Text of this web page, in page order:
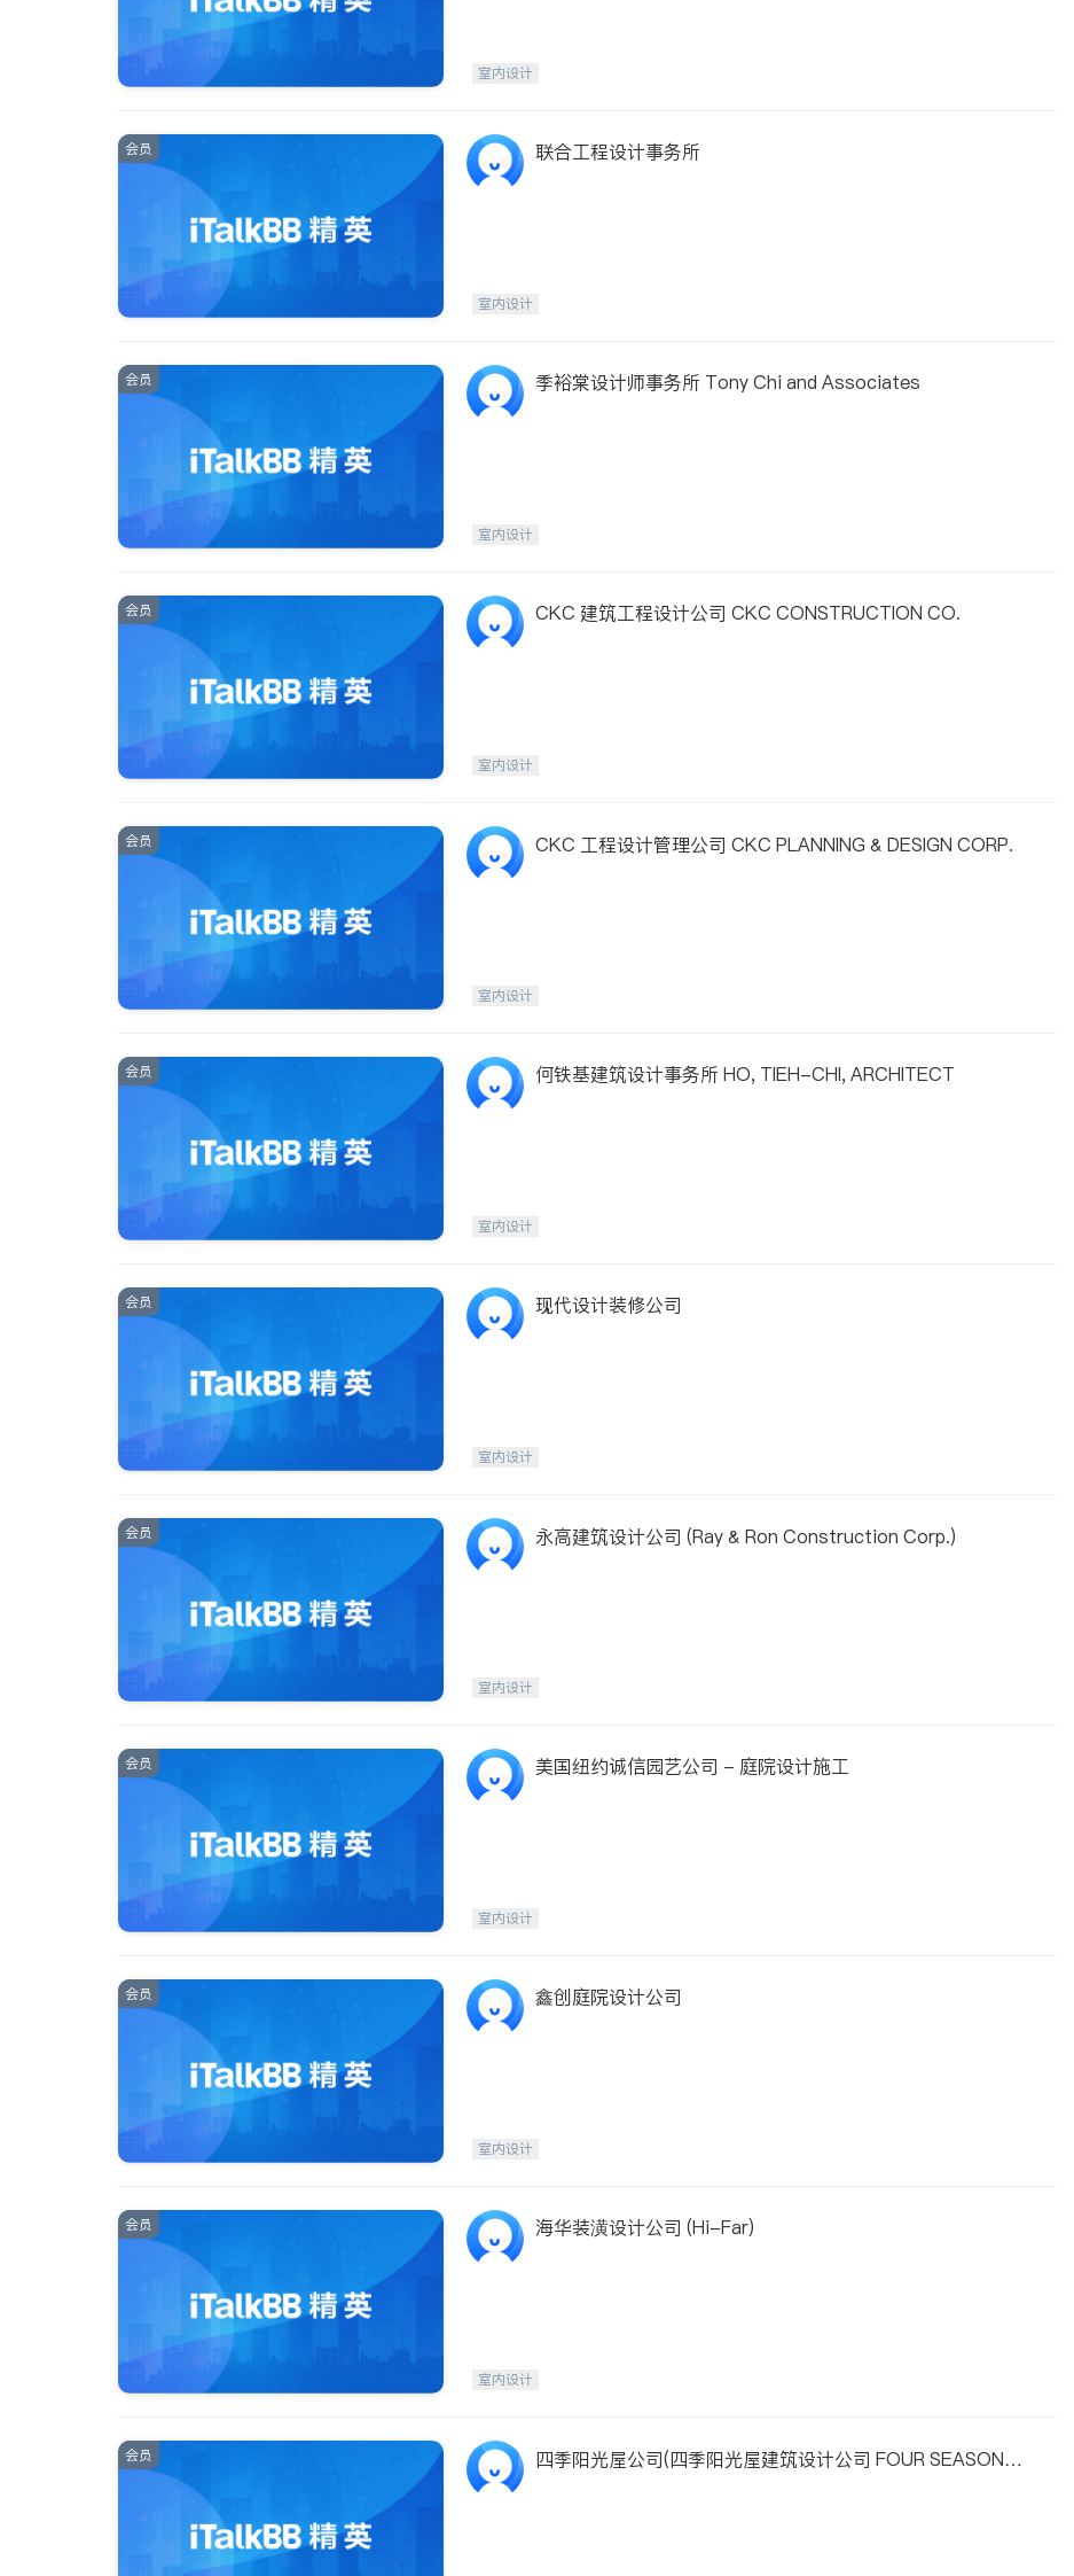
室内设计
会员 联合工程设计事务所
室内设计
会员 季裕棠设计师事务所 Tony Chi and Associates
室内设计
会员 CKC 建筑工程设计公司 CKC CONSTRUCTION CO.
室内设计
会员 CKC 工程设计管理公司 CKC PLANNING & DESIGN CORP.
室内设计
会员 何铁基建筑设计事务所 HO, TIEH-CHI, ARCHITECT
室内设计
会员 现代设计装修公司
室内设计
会员 永高建筑设计公司 (Ray & Ron Construction Corp.)
室内设计
会员 美国纽约诚信园艺公司 - 庭院设计施工
室内设计
会员 鑫创庭院设计公司
室内设计
会员 海华装潢设计公司 (Hi-Far)
室内设计
会员
四季阳光屋公司(四季阳光屋建筑设计公司 FOUR SEASONS S